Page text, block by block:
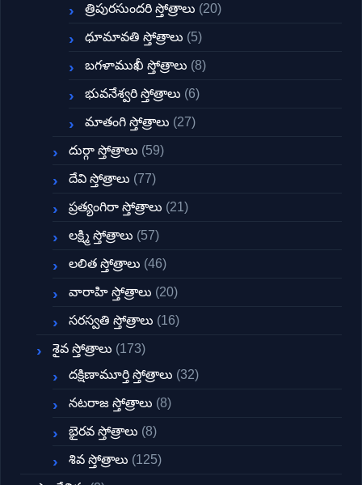
త్రిపురసుందరి స్తోత్రాలు (20)
ధూమావతి స్తోత్రాలు (5)
బగళాముఖీ స్తోత్రాలు (8)
భువనేశ్వరి స్తోత్రాలు (6)
మాతంగి స్తోత్రాలు (27)
దుర్గా స్తోత్రాలు (59)
దేవి స్తోత్రాలు (77)
ప్రత్యంగిరా స్తోత్రాలు (21)
లక్ష్మి స్తోత్రాలు (57)
లలిత స్తోత్రాలు (46)
వారాహి స్తోత్రాలు (20)
సరస్వతి స్తోత్రాలు (16)
శైవ స్తోత్రాలు (173)
దక్షిణామూర్తి స్తోత్రాలు (32)
నటరాజ స్తోత్రాలు (8)
భైరవ స్తోత్రాలు (8)
శివ స్తోత్రాలు (125)